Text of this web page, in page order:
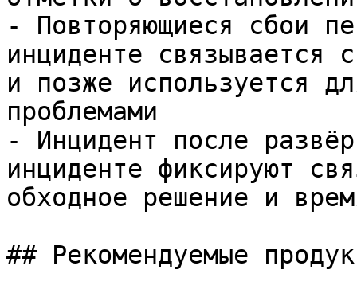
- Повторяющиеся сбои
инциденте
и позже используется
проблемами
- Инцидент после
инциденте фиксируют
обходное решение и
## Рекомендуемые